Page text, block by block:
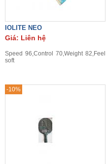
IOLITE NEO
Giá: Liên hệ
Speed 96,Control 70,Weight 82,Feel
soft
-10%